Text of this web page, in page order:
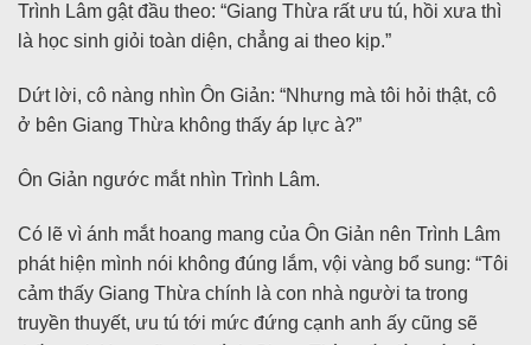
Trình Lâm gật đầu theo: “Giang Thừa rất ưu tú, hồi xưa thì
là học sinh giỏi toàn diện, chẳng ai theo kịp.”
Dứt lời, cô nàng nhìn Ôn Giản: “Nhưng mà tôi hỏi thật, cô
ở bên Giang Thừa không thấy áp lực à?”
Ôn Giản ngước mắt nhìn Trình Lâm.
Có lẽ vì ánh mắt hoang mang của Ôn Giản nên Trình Lâm
phát hiện mình nói không đúng lắm, vội vàng bổ sung: “Tôi
cảm thấy Giang Thừa chính là con nhà người ta trong
truyền thuyết, ưu tú tới mức đứng cạnh anh ấy cũng sẽ